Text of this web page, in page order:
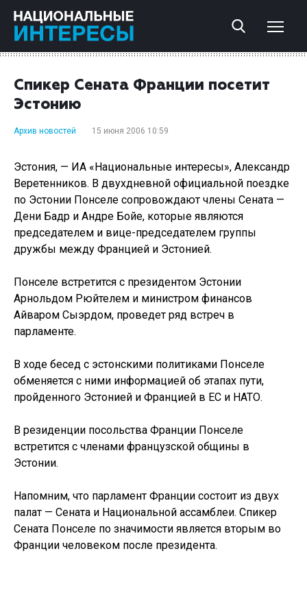
Спикер Сената Франции посетит
Эстонию
Архив новостей 15 июня 2006 10:59
Эстония, — ИА «Национальные интересы», Александр
Веретенников. В двухдневной официальной поездке
по Эстонии Понселе сопровождают члены Сената —
Дени Бадр и Андре Бойе, которые являются
председателем и вице-председателем группы
дружбы между Францией и Эстонией.
Понселе встретится с президентом Эстонии
Арнольдом Рюйтелем и министром финансов
Айваром Сыэрдом, проведет ряд встреч в
парламенте.
В ходе бесед с эстонскими политиками Понселе
обменяется с ними информацией об этапах пути,
пройденного Эстонией и Францией в ЕС и НАТО.
В резиденции посольства Франции Понселе
встретится с членами французской общины в
Эстонии.
Напомним, что парламент Франции состоит из двух
палат — Сената и Национальной ассамблеи. Спикер
Сената Понселе по значимости является вторым во
Франции человеком после президента.